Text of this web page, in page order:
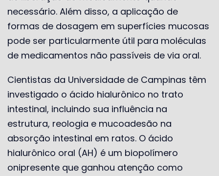
necessário. Além disso, a aplicação de
formas de dosagem em superfícies mucosas
pode ser particularmente útil para moléculas
de medicamentos não passíveis de via oral.
Cientistas da Universidade de Campinas têm
investigado o ácido hialurônico no trato
intestinal, incluindo sua influência na
estrutura, reologia e mucoadesão na
absorção intestinal em ratos. O ácido
hialurônico oral (AH) é um biopolímero
onipresente que ganhou atenção como